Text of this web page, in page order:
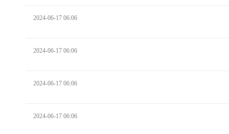
2024-06-17 06:06
2024-06-17 06:06
2024-06-17 06:06
2024-06-17 06:06